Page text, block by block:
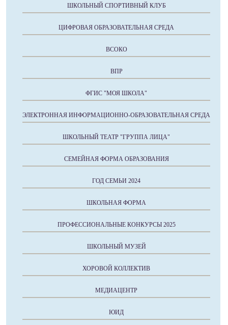
ШКОЛЬНЫЙ СПОРТИВНЫЙ КЛУБ
ЦИФРОВАЯ ОБРАЗОВАТЕЛЬНАЯ СРЕДА
ВСОКО
ВПР
ФГИС "МОЯ ШКОЛА"
ЭЛЕКТРОННАЯ ИНФОРМАЦИОННО-ОБРАЗОВАТЕЛЬНАЯ СРЕДА
ШКОЛЬНЫЙ ТЕАТР "ГРУППА ЛИЦА"
СЕМЕЙНАЯ ФОРМА ОБРАЗОВАНИЯ
ГОД СЕМЬИ 2024
ШКОЛЬНАЯ ФОРМА
ПРОФЕССИОНАЛЬНЫЕ КОНКУРСЫ 2025
ШКОЛЬНЫЙ МУЗЕЙ
ХОРОВОЙ КОЛЛЕКТИВ
МЕДИАЦЕНТР
ЮИД